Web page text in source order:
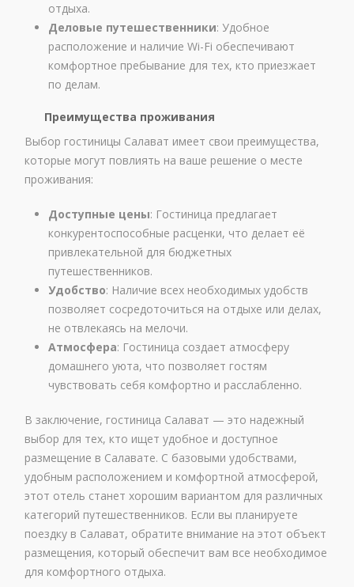
отдыха.
Деловые путешественники: Удобное
расположение и наличие Wi-Fi обеспечивают
комфортное пребывание для тех, кто приезжает
по делам.
Преимущества проживания
Выбор гостиницы Салават имеет свои преимущества,
которые могут повлиять на ваше решение о месте
проживания:
Доступные цены: Гостиница предлагает
конкурентоспособные расценки, что делает её
привлекательной для бюджетных
путешественников.
Удобство: Наличие всех необходимых удобств
позволяет сосредоточиться на отдыхе или делах,
не отвлекаясь на мелочи.
Атмосфера: Гостиница создает атмосферу
домашнего уюта, что позволяет гостям
чувствовать себя комфортно и расслабленно.
В заключение, гостиница Салават — это надежный
выбор для тех, кто ищет удобное и доступное
размещение в Салавате. С базовыми удобствами,
удобным расположением и комфортной атмосферой,
этот отель станет хорошим вариантом для различных
категорий путешественников. Если вы планируете
поездку в Салават, обратите внимание на этот объект
размещения, который обеспечит вам все необходимое
для комфортного отдыха.